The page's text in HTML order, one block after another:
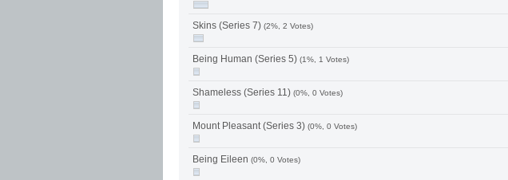
Skins (Series 7) (2%, 2 Votes)
Being Human (Series 5) (1%, 1 Votes)
Shameless (Series 11) (0%, 0 Votes)
Mount Pleasant (Series 3) (0%, 0 Votes)
Being Eileen (0%, 0 Votes)